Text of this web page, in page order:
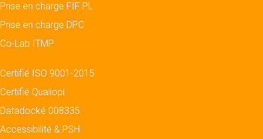
Prise en charge FIF PL
Prise en charge DPC
Co-Lab ITMP
Certifié ISO 9001-2015
Certifié Qualiopi
Datadocké 008335
Accessibilité & PSH